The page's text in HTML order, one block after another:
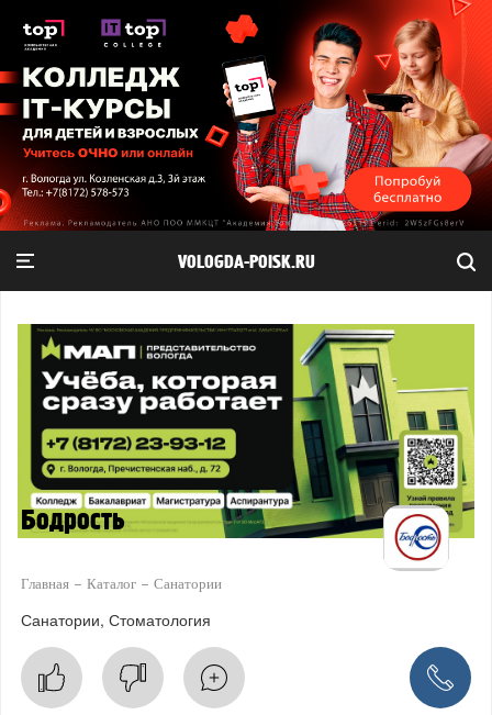
VOLOGDA-POISK.RU
Бодрость
Главная Каталог Санатории
Санатории Стоматология